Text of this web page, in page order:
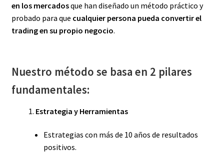
en los mercadosque han diseñado un método práctico y
probado para que cualquier persona pueda convertir el
trading en su propio negocio.
Nuestro método se basa en 2 pilares
fundamentales:
Estrategia y Herramientas
Estrategias con más de 10 años de resultados
positivos.